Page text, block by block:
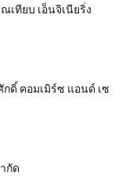
เทียบ เอ็นจิเนียริ่ง
ดิ์ คอมเมิร์ซ แอนด์ เซ
กัด